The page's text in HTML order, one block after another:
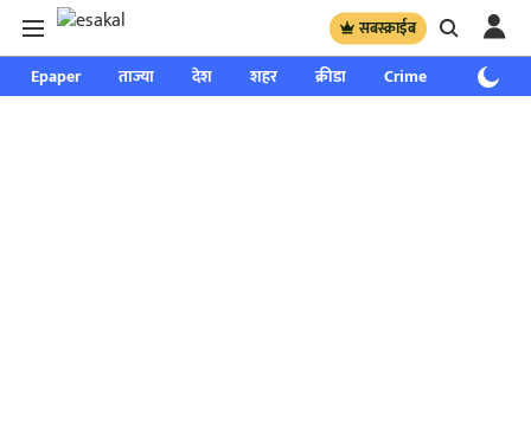
सबस्क्राईब
Epaper ताज्या देश शहर क्रीडा Crime साप्ताहिक